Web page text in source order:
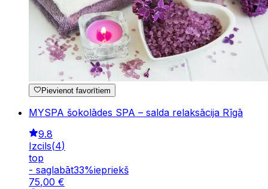
Pievienot favorītiem
MYSPA šokolādes SPA – salda relaksācija Rīgā
9.8
Izcils(4)
top
- saglabāt33%iepriekš
75,00 €